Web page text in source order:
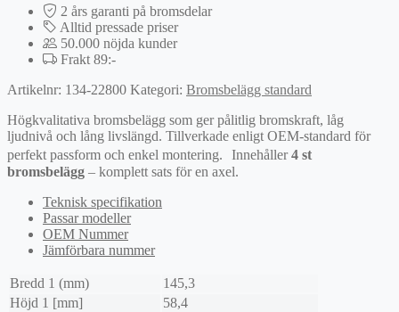
2 års garanti på bromsdelar
Alltid pressade priser
50.000 nöjda kunder
Frakt 89:-
Artikelnr: 134-22800 Kategori: Bromsbelägg standard
Högkvalitativa bromsbelägg som ger pålitlig bromskraft, låg
ljudnivå och lång livslängd. Tillverkade enligt OEM-standard för
perfekt passform och enkel montering. Innehåller4 st
bromsbelägg – komplett sats för en axel.
Teknisk specifikation
Passar modeller
OEM Nummer
Jämförbara nummer
Bredd 1 (mm)
145,3
Höjd 1 [mm]
58,4